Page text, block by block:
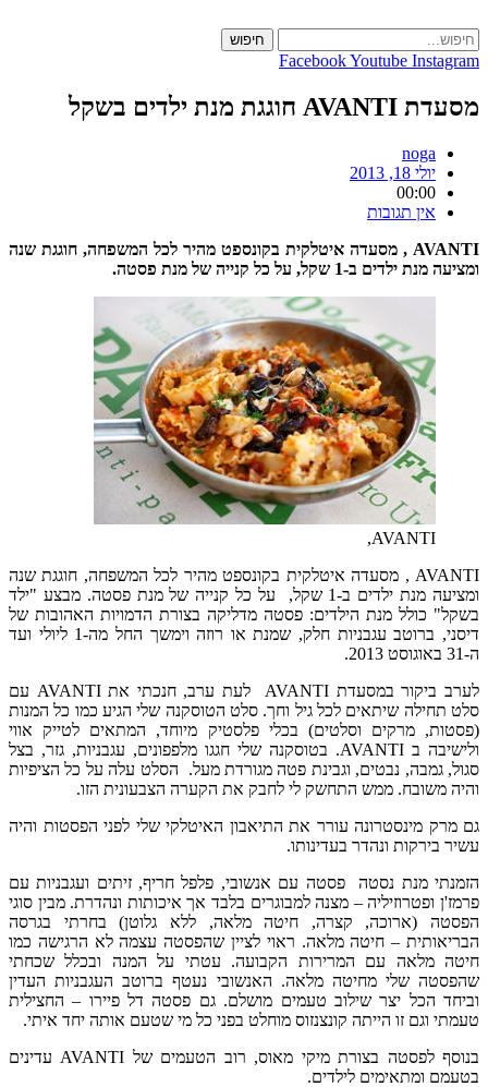
to
content
חיפוש
FacebookYoutube Instagram
מסעדת AVANTI חוגגת מנת ילדים בשקל
noga
יולי 18, 2013
00:00
אין תגובות
AVANTI , מסעדה איטלקית בקונספט מהיר לכל המשפחה, חוגגת שנה
ומציעה מנת ילדים ב-1 שקל, על כל קנייה של מנת פסטה.
AVANTI,
AVANTI , מסעדה איטלקית בקונספט מהיר לכל המשפחה, חוגגת שנה
ומציעה מנת ילדים ב-1 שקל, על כל קנייה של מנת פסטה. מבצע "ילד
בשקל" כולל מנת הילדים: פסטה מדליקה בצורת הדמויות האהובות של
דיסני, ברוטב עגבניות חלק, שמנת או רוזה וימשך החל מה-1 ליולי ועד
ה-31 באוגוסט 2013.
לערב ביקור במסעדת AVANTI לעת ערב, חנכתי את AVANTI עם
סלט תחילה שיתאים לכל גיל וחך. סלט הטוסקנה שלי הגיע כמו כל המנות
(פסטות, מרקים וסלטים) בכלי פלסטיק מיוחד, המתאים לטייק אווי
ולישיבה ב AVANTI. בטוסקנה שלי חגגו מלפפונים, עגבניות, גזר, בצל
סגול, גמבה, נבטים, וגבינת פטה מגורדת מעל. הסלט עלה על כל הציפיות
והיה משובח. ממש התחשק לי לחבק את הקערה הצבעונית הזו.
גם מרק מינסטרונה עורר את התיאבון האיטלקי שלי לפני הפסטות והיה
עשיר בירקות ונהדר בעדינותו.
הזמנתי מנת נסטה פסטה עם אנשובי, פלפל חריף, זיתים ועגבניות עם
פרמז'ן ופטרוזיליה – מצנה למבוגרים בלבד אך איכותות ונהדרת. מבין סוגי
הפסטה (ארוכה, קצרה, חיטה מלאה, ללא גלוטן) בחרתי בגרסה
הבריאותית – חיטה מלאה. ראוי לציין שהפסטה עצמה לא הרגישה כמו
חיטה מלאה עם המרירות הקבועה. עטתי על המנה ובכלל שכחתי
שהפסטה שלי מחיטה מלאה. האנשובי נעטף ברוטב העגבניות העדין
וביחד הכל יצר שילוב טעמים מושלם. גם פסטה דל פיירו – החצילית
טעמתי וגם זו הייתה קונצנזוס מוחלט בפני כל מי שטעם אותה יחד איתי.
בנוסף לפסטה בצורת מיקי מאוס, רוב הטעמים של AVANTI עדינים
בטעמם ומתאימים לילדים.